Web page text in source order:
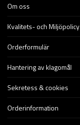
Om oss
Kvalitets- och Miljöpolicy
Orderformulär
Hantering av klagomål
Sekretess & cookies
Orderinformation